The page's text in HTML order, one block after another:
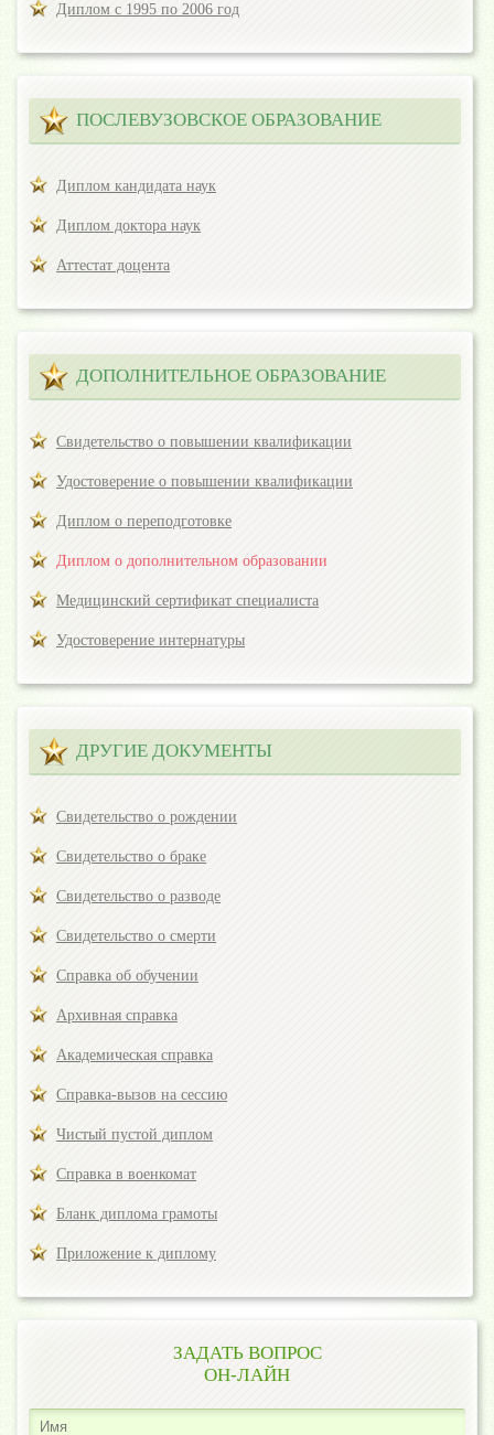
Диплом с 1995 по 2006 год
ПОСЛЕВУЗОВСКОЕ ОБРАЗОВАНИЕ
Диплом кандидата наук
Диплом доктора наук
Аттестат доцента
ДОПОЛНИТЕЛЬНОЕ ОБРАЗОВАНИЕ
Свидетельство о повышении квалификации
Удостоверение о повышении квалификации
Диплом о переподготовке
Диплом о дополнительном образовании
Медицинский сертификат специалиста
Удостоверение интернатуры
ДРУГИЕ ДОКУМЕНТЫ
Свидетельство о рождении
Свидетельство о браке
Свидетельство о разводе
Свидетельство о смерти
Справка об обучении
Архивная справка
Академическая справка
Справка-вызов на сессию
Чистый пустой диплом
Справка в военкомат
Бланк диплома грамоты
Приложение к диплому
ЗАДАТЬ ВОПРОС
ОН-ЛАЙН